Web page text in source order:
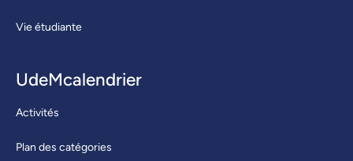
Vie étudiante
UdeMcalendrier
Activités
Plan des catégories